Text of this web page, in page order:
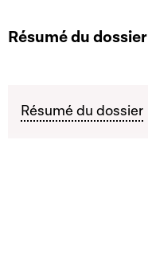
Résumé du dossier
Résumé du dossier